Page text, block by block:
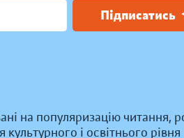
Підписатись
на популяризацію читання,
і освітнього рівня